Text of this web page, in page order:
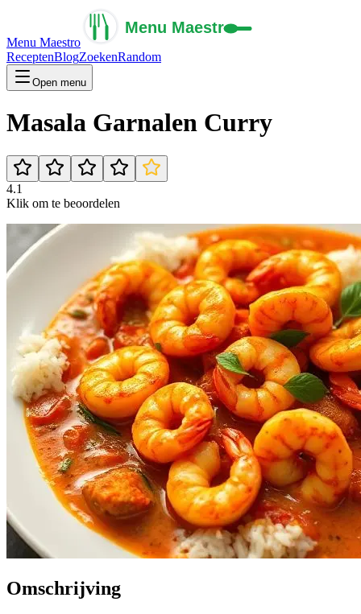
Menu Maestro
ReceptenBlogZoekenRandom
Open menu
Masala Garnalen Curry
4.1
Klik om te beoordelen
Omschrijving